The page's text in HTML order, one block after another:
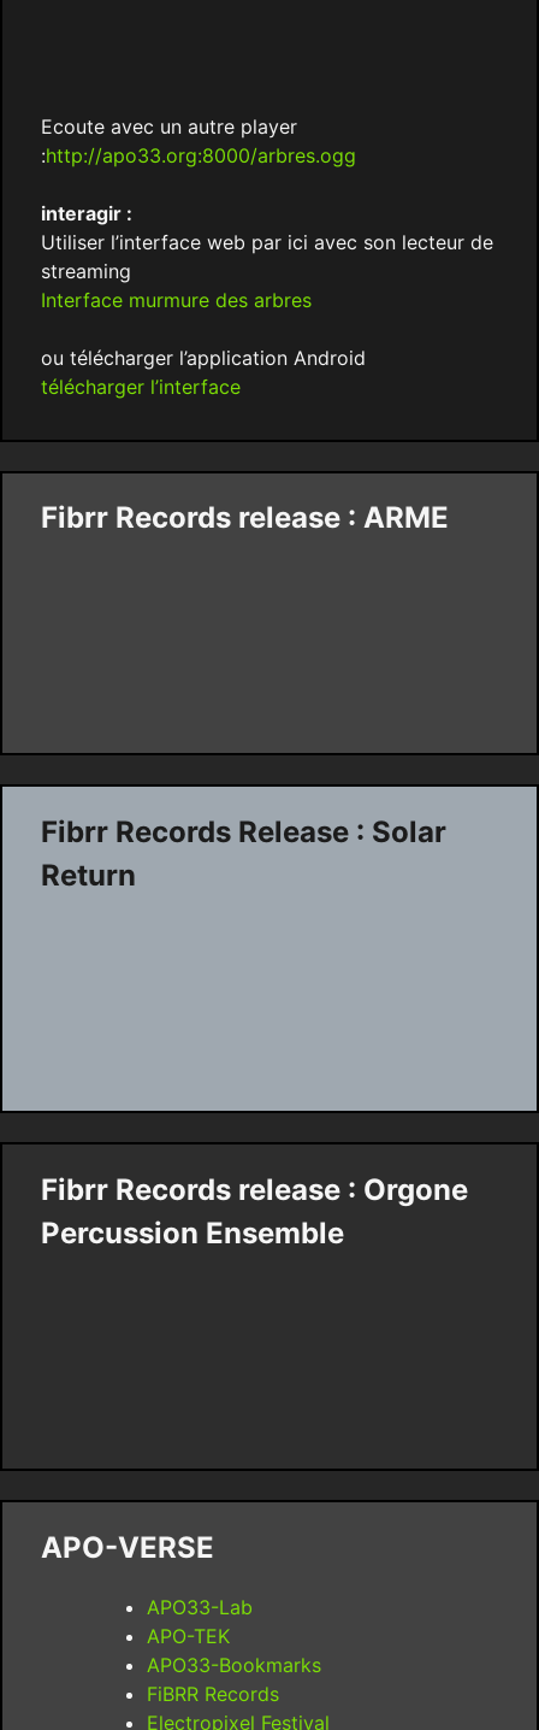
Ecoute avec un autre player
:http://apo33.org:8000/arbres.ogg
interagir :
Utiliser l’interface web par ici avec son lecteur de
streaming
Interface murmure des arbres
ou télécharger l’application Android
télécharger l’interface
Fibrr Records release : ARME
Fibrr Records Release : Solar
Return
Fibrr Records release : Orgone
Percussion Ensemble
APO-VERSE
APO33-Lab
APO-TEK
APO33-Bookmarks
FiBRR Records
Electropixel Festival